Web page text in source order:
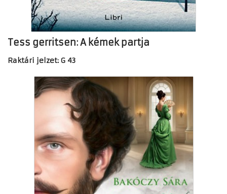
Tess gerritsen: A kémek partja
Raktári jelzet: G 43